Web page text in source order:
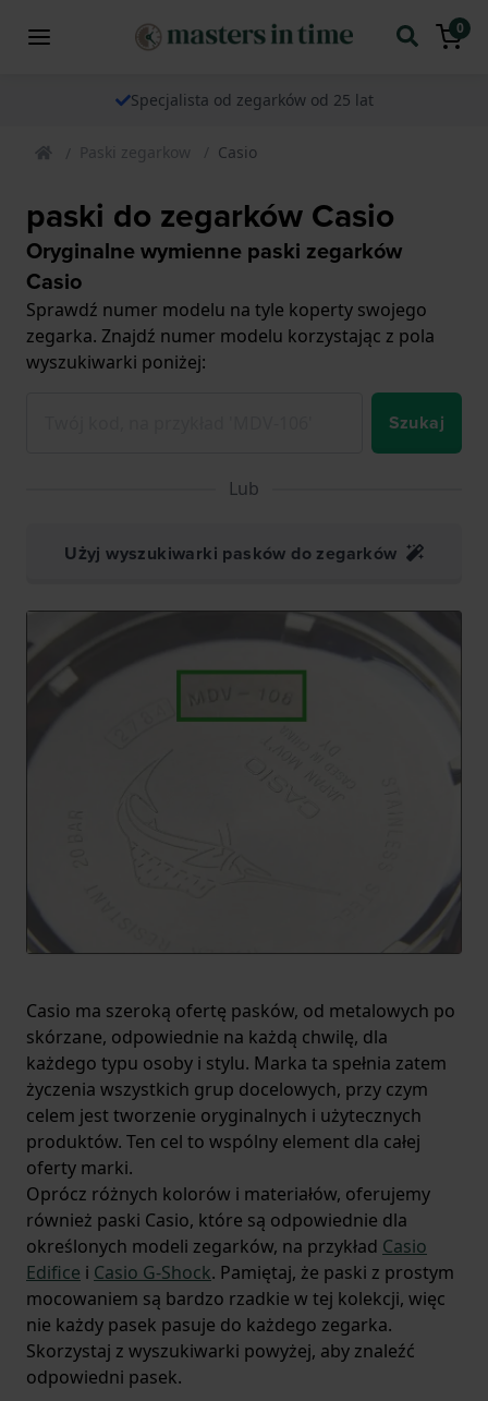
0
Specjalista od zegarków od 25 lat
Paski zegarkow Casio
paski do zegarków Casio
Oryginalne wymienne paski zegarków
Casio
Sprawdź numer modelu na tyle koperty swojego
zegarka. Znajdź numer modelu korzystając z pola
wyszukiwarki poniżej:
Szukaj
Lub
Użyj wyszukiwarki pasków do zegarków
Casio ma szeroką ofertę pasków, od metalowych po
skórzane, odpowiednie na każdą chwilę, dla
każdego typu osoby i stylu. Marka ta spełnia zatem
życzenia wszystkich grup docelowych, przy czym
celem jest tworzenie oryginalnych i użytecznych
produktów. Ten cel to wspólny element dla całej
oferty marki.
Oprócz różnych kolorów i materiałów, oferujemy
również paski Casio, które są odpowiednie dla
określonych modeli zegarków, na przykład Casio
Edifice i Casio G-Shock. Pamiętaj, że paski z prostym
mocowaniem są bardzo rzadkie w tej kolekcji, więc
nie każdy pasek pasuje do każdego zegarka.
Skorzystaj z wyszukiwarki powyżej, aby znaleźć
odpowiedni pasek.